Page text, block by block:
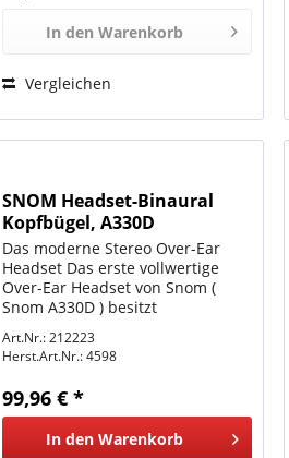
In den Warenkorb
Vergleichen
SNOM Headset-Binaural
Kopfbügel, A330D
Das moderne Stereo Over-Ear
Headset Das erste vollwertige
Over-Ear Headset von Snom (
Snom A330D ) besitzt
und ein Mikrofon mit passiver
Nebengeräuschunterdrückung.
Damit gilt ab sofort "Volle...
Art.Nr.: 212223
Herst.Art.Nr.:4598
99,96 € *
In den Warenkorb